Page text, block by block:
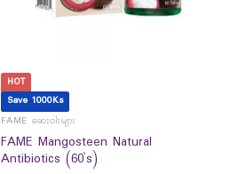
HOT
Save 1000Ks
FAME ဆေးဝါးများ
FAME Mangosteen Natural
Antibiotics (60`s)